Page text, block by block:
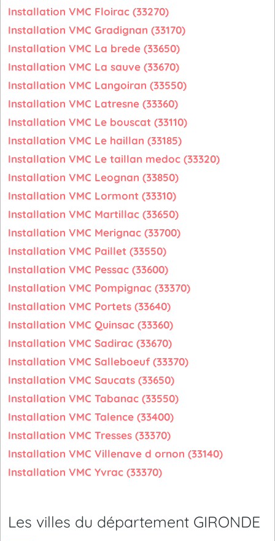
Installation VMC Floirac (33270)
Installation VMC Gradignan (33170)
Installation VMC La brede (33650)
Installation VMC La sauve (33670)
Installation VMC Langoiran (33550)
Installation VMC Latresne (33360)
Installation VMC Le bouscat (33110)
Installation VMC Le haillan (33185)
Installation VMC Le taillan medoc (33320)
Installation VMC Leognan (33850)
Installation VMC Lormont (33310)
Installation VMC Martillac (33650)
Installation VMC Merignac (33700)
Installation VMC Paillet (33550)
Installation VMC Pessac (33600)
Installation VMC Pompignac (33370)
Installation VMC Portets (33640)
Installation VMC Quinsac (33360)
Installation VMC Sadirac (33670)
Installation VMC Salleboeuf (33370)
Installation VMC Saucats (33650)
Installation VMC Tabanac (33550)
Installation VMC Talence (33400)
Installation VMC Tresses (33370)
Installation VMC Villenave d ornon (33140)
Installation VMC Yvrac (33370)
Les villes du département GIRONDE